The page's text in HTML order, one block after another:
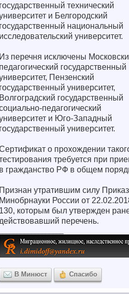
государственный технический
и Белгородский
государственный национальный
исследовательский университет.
Из перечня исключены
педагогический государственный
Пензенский
государственный университет,
Волгоградский государственный
педагогический
и Юго-Западный
государственный университет.
о прохождении
требуется при
в гражданство РФ в общем
Признан утратившим силу Приказ
Минобрнауки России от
130, которым был утвержден
действовавший перечень.
В Минюст Спасибо